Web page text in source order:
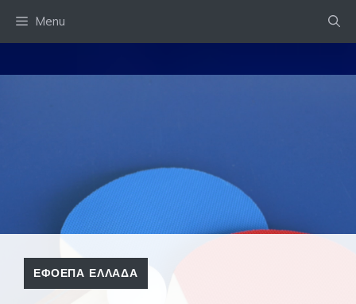
Menu
ΕΦΟΕΠΑ ΕΛΛΑΔΑ